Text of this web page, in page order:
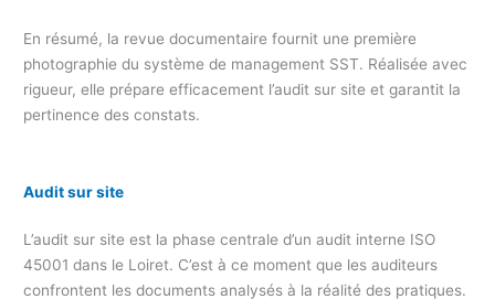
En résumé, la revue documentaire fournit une première
photographie du système de management SST. Réalisée avec
rigueur, elle prépare efficacement l’audit sur site et garantit la
pertinence des constats.
Audit sur site
L’audit sur site est la phase centrale d’un audit interne ISO
45001 dans le Loiret. C’est à ce moment que les auditeurs
confrontent les documents analysés à la réalité des pratiques.